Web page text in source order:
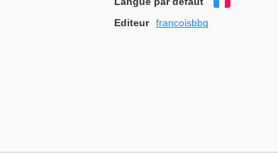
Français
Editeur
francoisbbq